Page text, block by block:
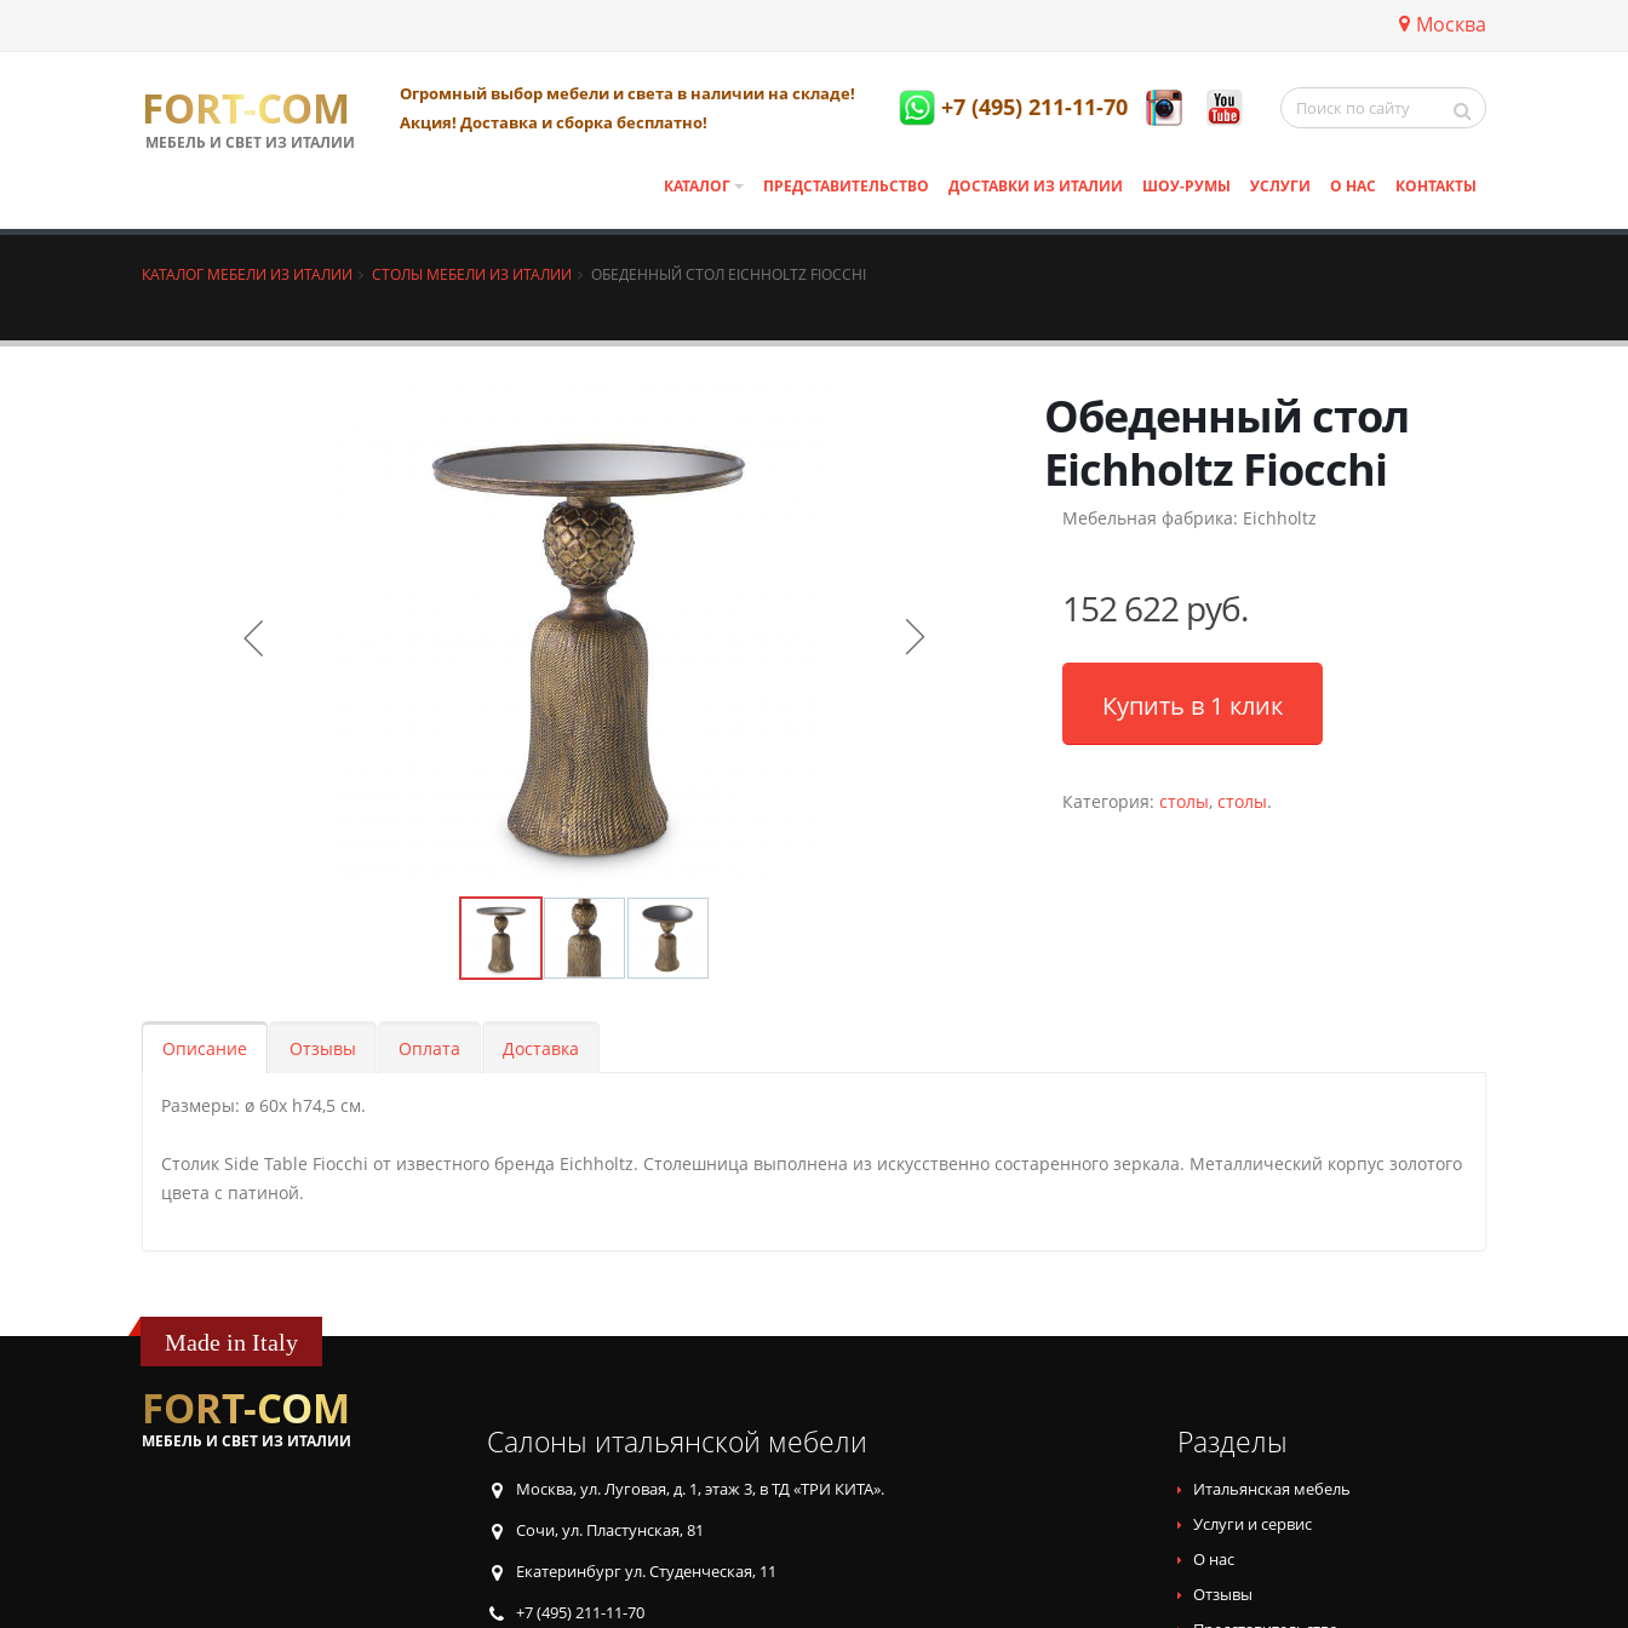
Москва
FORT-COM
МЕБЕЛЬ И СВЕТ ИЗ ИТАЛИИ
Огромный выбор мебели и света в наличии на складе!
Акция! Доставка и сборка бесплатно!
+7 (495) 211-11-70
КАТАЛОГ ПРЕДСТАВИТЕЛЬСТВО ДОСТАВКИ ИЗ ИТАЛИИ ШОУ-РУМЫ УСЛУГИ О НАС КОНТАКТЫ
КАТАЛОГ МЕБЕЛИ ИЗ ИТАЛИИ СТОЛЫ МЕБЕЛИ ИЗ ИТАЛИИ ОБЕДЕННЫЙ СТОЛ EICHHOLTZ FIOCCHI
Обеденный стол
Eichholtz Fiocchi
Мебельная фабрика: Eichholtz
152 622 руб.
Купить в 1 клик
Категория: столы, столы.
Описание Отзывы Оплата Доставка
Размеры: ø 60х h74,5 см.
Столик Side Table Fiocchi от известного бренда Eichholtz. Столешница выполнена из искусственно состаренного зеркала. Металлический корпус золотого
цвета с патиной.
Made in Italy
FORT-COM
МЕБЕЛЬ И СВЕТ ИЗ ИТАЛИИ Салоны итальянской мебели
Москва, ул. Луговая, д. 1, этаж 3, в ТД «ТРИ КИТА».
Сочи, ул. Пластунская, 81
Екатеринбург ул. Студенческая, 11
+7 (495) 211-11-70
Разделы
Итальянская мебель
Услуги и сервис
О нас
Отзывы